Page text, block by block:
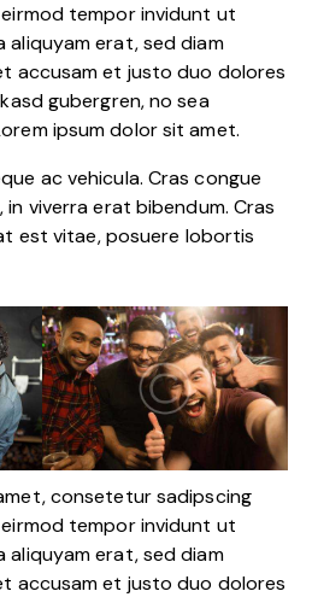
tempor invidunt ut
aliquyam erat, sed diam
accusam et justo duo dolores
gubergren, no sea
ipsum dolor sit amet.
ac vehicula. Cras congue
viverra erat bibendum. Cras
est vitae, posuere lobortis
consetetur sadipscing
tempor invidunt ut
aliquyam erat, sed diam
accusam et justo duo dolores